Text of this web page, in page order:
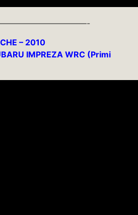
– 2010
IMPREZA WRC (Primi